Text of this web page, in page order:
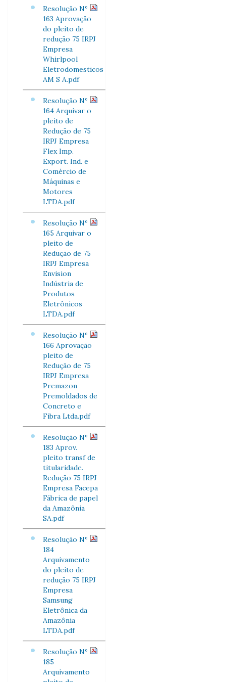
Resolução Nº
163 Aprovação
do pleito de
redução 75 IRPJ
Empresa
Whirlpool
Eletrodomesticos
AM S A.pdf
Resolução Nº
164 Arquivar o
pleito de
Redução de 75
IRPJ Empresa
Flex Imp.
Export. Ind. e
Comércio de
Máquinas e
Motores
LTDA.pdf
Resolução Nº
165 Arquivar o
pleito de
Redução de 75
IRPJ Empresa
Envision
Indústria de
Produtos
Eletrônicos
LTDA.pdf
Resolução Nº
166 Aprovação
pleito de
Redução de 75
IRPJ Empresa
Premazon
Premoldados de
Concreto e
Fibra Ltda.pdf
Resolução Nº
183 Aprov.
pleito transf de
titularidade.
Redução 75 IRPJ
Empresa Facepa
Fábrica de papel
da Amazônia
SA.pdf
Resolução Nº
184
Arquivamento
do pleito de
redução 75 IRPJ
Empresa
Samsung
Eletrônica da
Amazônia
LTDA.pdf
Resolução Nº
185
Arquivamento